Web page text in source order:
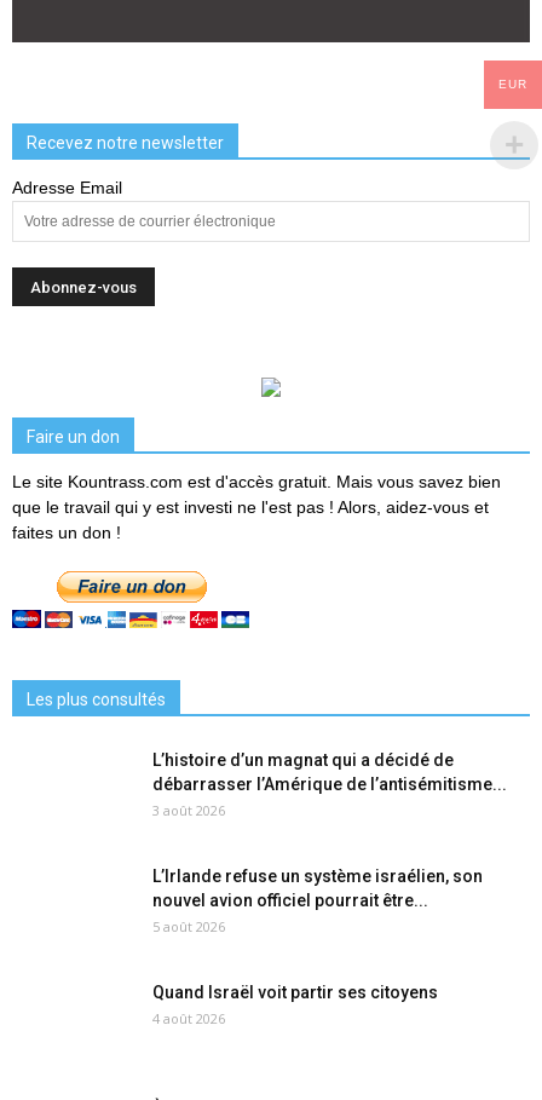
Recevez notre newsletter
Adresse Email
Faire un don
Le site Kountrass.com est d'accès gratuit. Mais vous savez bien
que le travail qui y est investi ne l'est pas ! Alors, aidez-vous et
faites un don !
Les plus consultés
L’histoire d’un magnat qui a décidé de
débarrasser l’Amérique de l’antisémitisme...
3 août 2026
L’Irlande refuse un système israélien, son
nouvel avion officiel pourrait être...
5 août 2026
Quand Israël voit partir ses citoyens
4 août 2026
EUR